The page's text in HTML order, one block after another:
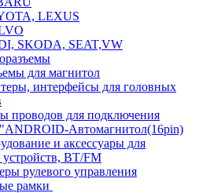
LEXUS
SKODA, SEAT,VW
для магнитол
интерфейсы для головных
проводов для подключения
Автомагнитол(16pin)
и аксессуары для
BT/FM
рулевого управления
рамки